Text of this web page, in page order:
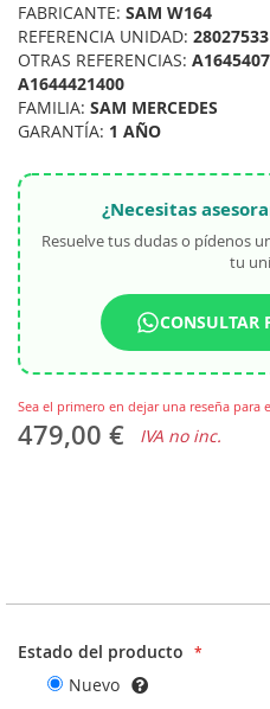
FABRICANTE: SAM W164
REFERENCIA UNIDAD: 28027533
OTRAS REFERENCIAS:
A1644421400
FAMILIA: SAM MERCEDES
GARANTÍA: 1 AÑO
¿Necesitas
Resuelve tus dudas o pídenos
tu
CONSULTAR
Sea el primero en dejar una reseña para
479,00 € IVA no inc.
Estado del producto
Nuevo
imágenes